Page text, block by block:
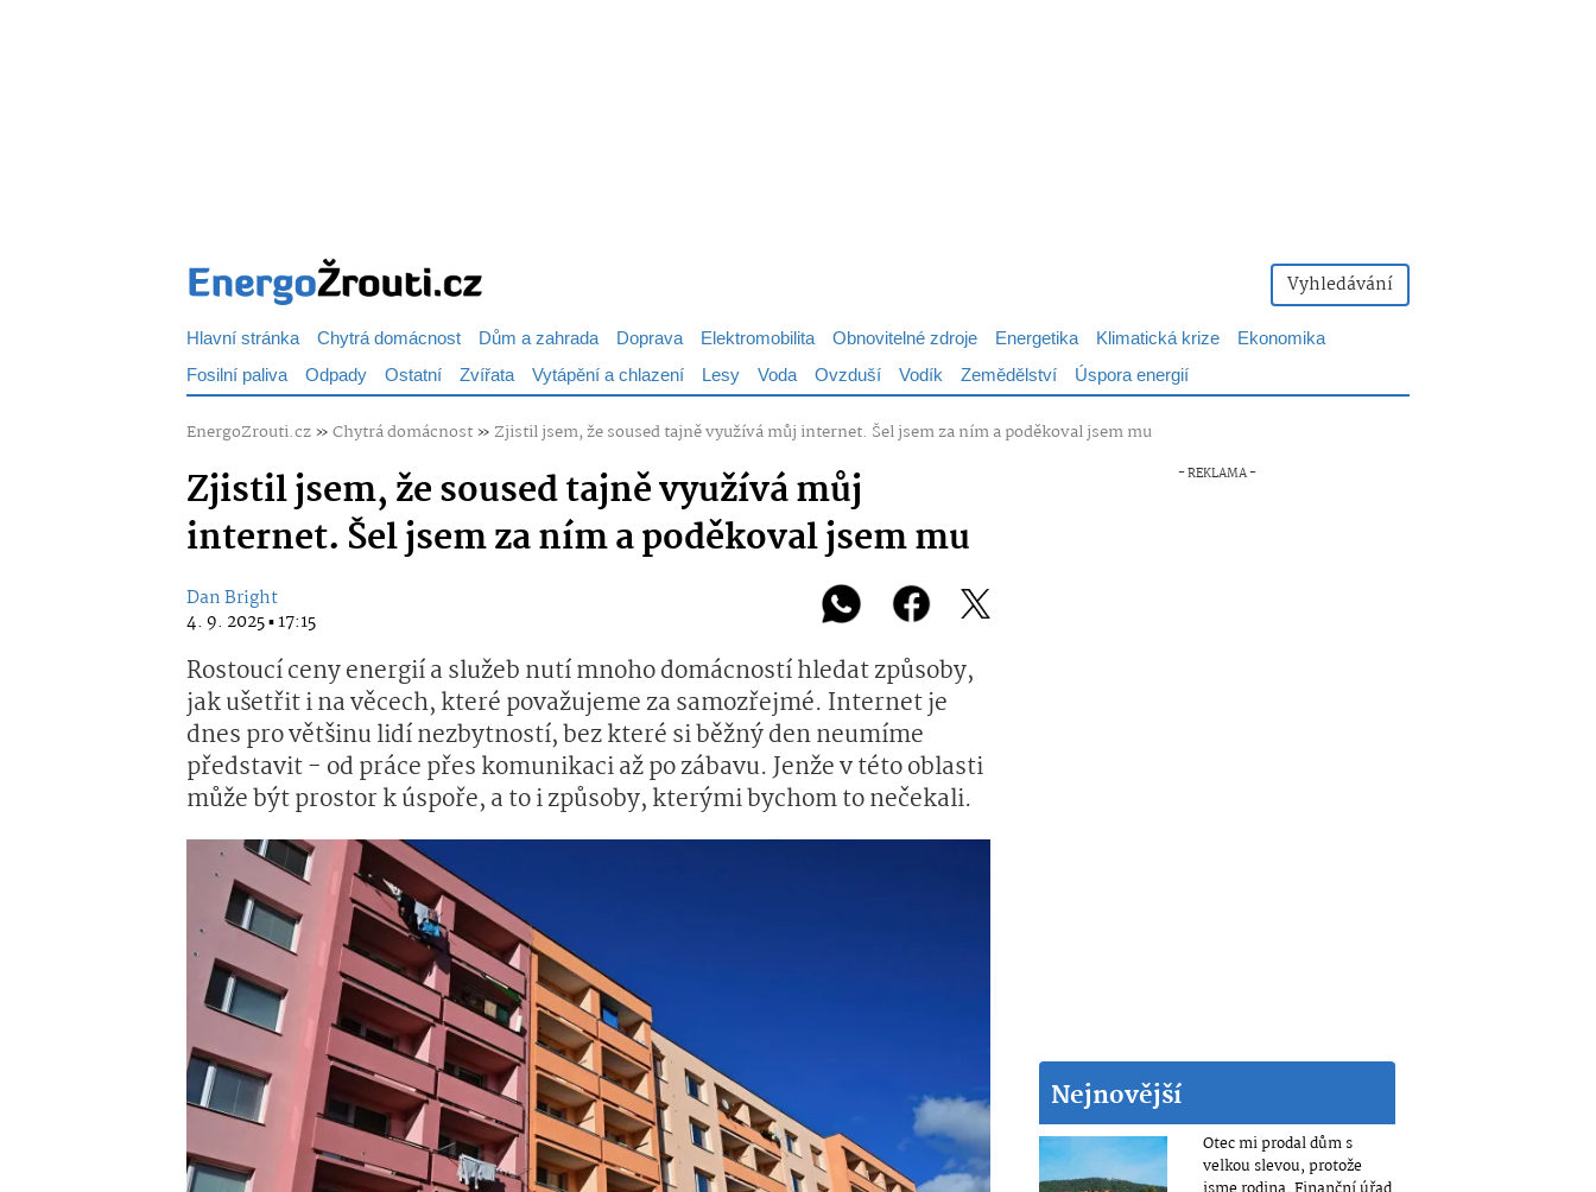
Vyhledávání
Hlavní stránka Chytrá domácnost Dům a zahrada Doprava Elektromobilita Obnovitelné zdroje Energetika Klimatická krize
Ekonomika
Fosilní paliva Odpady Ostatní Zvířata Vytápění a chlazení Lesy Voda Ovzduší Vodík Zemědělství Úspora energií
EnergoZrouti.cz»Chytrá domácnost»Zjistil jsem, že soused tajně využívá můj internet. Šel jsem za ním a poděkoval jsem mu
Zjistil jsem, že soused tajně využívá můj
internet. Šel jsem za ním a poděkoval jsem mu
Dan Bright
4. 9. 2025 ▪ 17:15
Rostoucí ceny energií a služeb nutí mnoho domácností hledat způsoby,
jak ušetřit i na věcech, které považujeme za samozřejmé. Internet je
dnes pro většinu lidí nezbytností, bez které si běžný den neumíme
představit - od práce přes komunikaci až po zábavu. Jenže v této oblasti
může být prostor k úspoře, a to i způsoby, kterými bychom to nečekali.
Nejnovější
Otec mi prodal dům s
velkou slevou, protože